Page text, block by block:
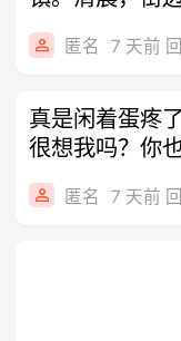
在挑
匿名 7 天前
真是闲着蛋疼
很想我吗？你
说
匿名 7 天前